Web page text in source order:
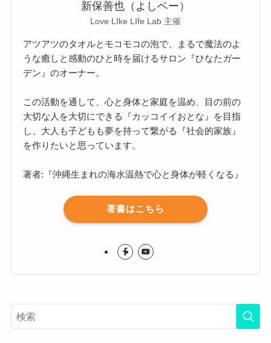
新保善也（よしベー）
Love LIke LIfe Lab 主催
アツアツのタオルとモコモコの泡で、まるで魔法のよ
うな癒しと感動のひと時を届けるサロン『ひなたガー
デン』のオーナー。
この活動を通して、心と身体と家庭を温め、目の前の
大切な人を大切にできる『カッコイイおとな』を目指
し、大人も子どもも夢を持って繋がる『社会的家族』
を作りたいと思っています。
著者:『沖縄生まれの海水温熱で心と身体が軽くなる』
著書はこちら